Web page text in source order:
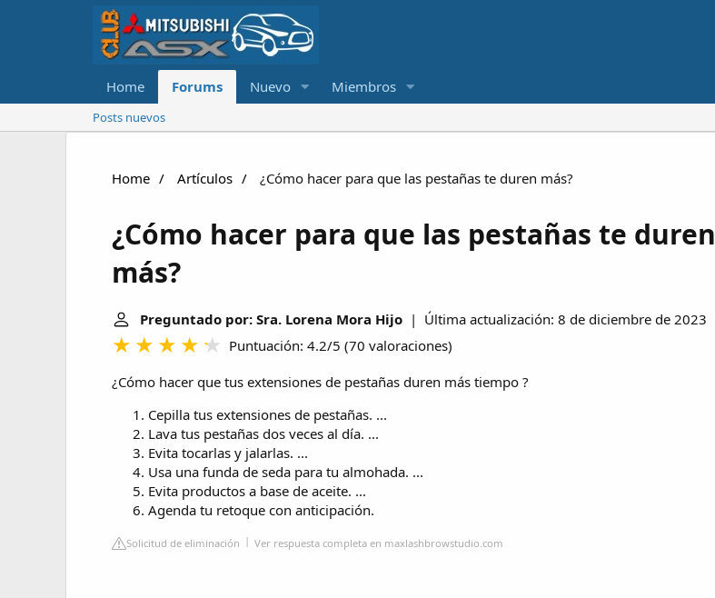
Home Forums Nuevo Miembros
Posts nuevos
Home Artículos ¿Cómo hacer para que las pestañas te duren más?
¿Cómo hacer para que las pestañas te duren
más?
Preguntado por: Sra. Lorena Mora Hijo | Última actualización: 8 de diciembre de 2023
Puntuación: 4.2/5 (70 valoraciones)
¿Cómo hacer que tus extensiones de pestañas duren más tiempo ?
Cepilla tus extensiones de pestañas. ...
Lava tus pestañas dos veces al día. ...
Evita tocarlas y jalarlas. ...
Usa una funda de seda para tu almohada. ...
Evita productos a base de aceite. ...
Agenda tu retoque con anticipación.
Solicitud de eliminación Ver respuesta completa en maxlashbrowstudio.com